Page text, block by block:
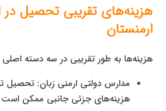
هزینه‌های تقریبی تحصیل در
ارمنستان
هزینه‌ها به طور تقریبی در سه دسته اصلی
مدارس دولتی ارمنی زبان: تحصیل
هزینه‌های جزئی جانبی ممکن